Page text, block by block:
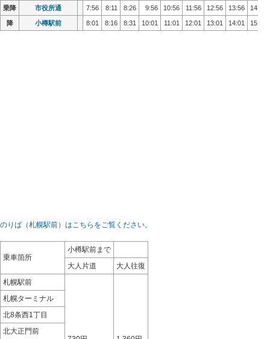
乗降 市役所通 7:56 8:11 8:26 9:56 10:56 11:56 12:56 13:56 14:56
降 小樽駅前 8:01 8:16 8:31 10:01 11:01 12:01 13:01 14:01 15:01
乗降 市役所通 7:56 8:11 8:26 9:56 10:56 11:56 12:56 13:56 14:56
降 小樽駅前 8:01 8:16 8:31 10:01 11:01 12:01 13:01 14:01 15:01
のりば（札幌駅前）はこちらをご覧ください。
乗車箇所
小樽駅前まで
大人片道
大人往復
札幌駅前
札幌ターミナル
北8条西1丁目
北大正門前